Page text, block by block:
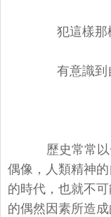
犯這樣那樣
有意識到
歷史常常以
偶像，人類精神
的時代，也就不
的偶然因素所造